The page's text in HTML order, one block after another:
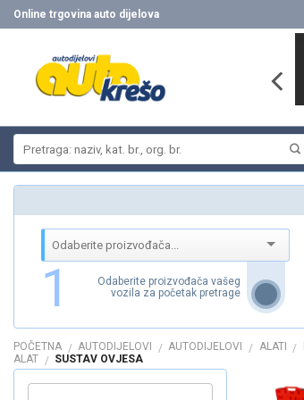
Skip
to
Online trgovina auto dijelova
1
Odaberite proizvođača vašeg
vozila za početak pretrage
POČETNA / AUTODIJELOVI / AUTODIJELOVI / ALATI /
ALAT / SUSTAV OVJESA